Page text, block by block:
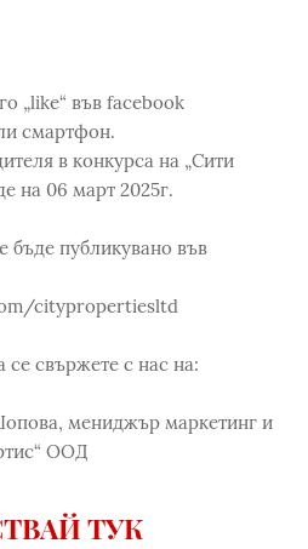
„like“ във facebook
смартфон.
в конкурса на „Сити
на 06 март 2025г.
бъде публикувано във
citypropertiesltd
свържете с нас на:
мениджър маркетинг и
ООД
ТУК